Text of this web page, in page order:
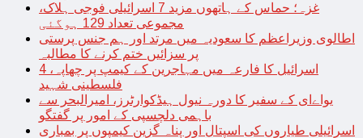
غزہ؛ حماس کے ہاتھوں مزید 7 اسرائیلی فوجی ہلاک،
مجموعی تعداد 129 ہوگئی
اطالوی وزیراعظم کا سعودیہ میں مرتد اور ہم جنس پرستی
پر سزائیں ختم کرنے کا مطالبہ
اسرائیل کا فارعہ میں مہاجرین کے کیمپ پر چھاپہ، 4
فلسطینی شہید
یواےای کے سفیر کا دورہ نیول ہیڈکوارٹرز، امیرالبحر سے
باہمی دلچسپی کے امور پر گفتگو
اسرائیلی طیاروں کی اسپتال اور پناہ گزین کیمپوں پر بمباری